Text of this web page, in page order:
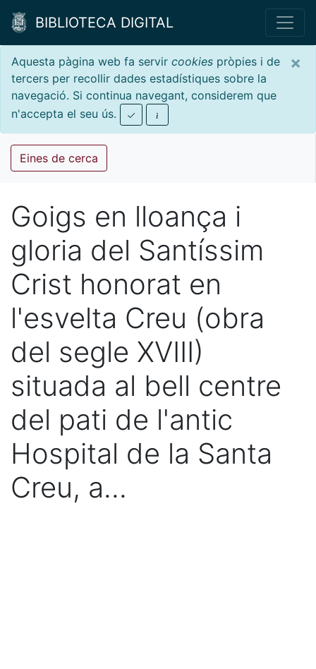
BIBLIOTECA DIGITAL
×
Aquesta pàgina web fa servir cookies pròpies i de
tercers per recollir dades estadístiques sobre la
navegació. Si continua navegant, considerem que
n'accepta el seu ús.
Eines de cerca
Goigs en lloança i
gloria del Santíssim
Crist honorat en
l'esvelta Creu (obra
del segle XVIII)
situada al bell centre
del pati de l'antic
Hospital de la Santa
Creu, a...